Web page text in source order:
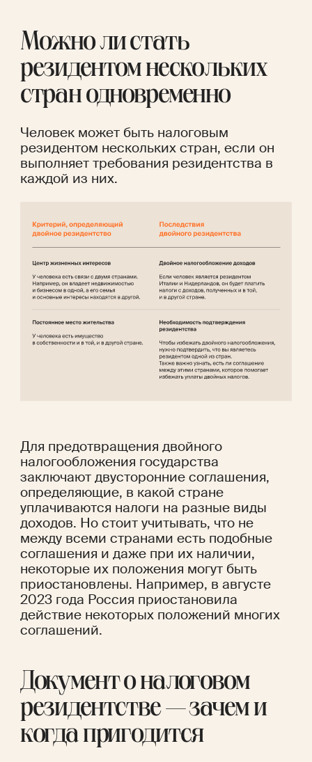
Можно ли стать
резидентом нескольких
стран одновременно
Человек может быть налоговым
резидентом нескольких стран, если он
выполняет требования резидентства в
каждой из них.
Для предотвращения двойного
налогообложения государства
заключают двусторонние соглашения,
определяющие, в какой стране
уплачиваются налоги на разные виды
доходов. Но стоит учитывать, что не
между всеми странами есть подобные
соглашения и даже при их наличии,
некоторые их положения могут быть
приостановлены. Например, в августе
2023 года Россия приостановила
действие некоторых положений многих
соглашений.
Документ о налоговом
резидентстве — зачем и
когда пригодится